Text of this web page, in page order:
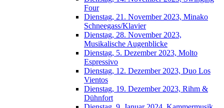
Four
Dienstag, 21. November 2023, Minako
Schneegass/Klavier
Dienstag, 28. November 2023,
Musikalische Augenblicke
Dienstag, 5. Dezember 2023, Molto
Espressivo
Dienstag, 12. Dezember 2023, Duo Los
Vientos
Dienstag, 19. Dezember 2023, Rihm &
Dühnfort